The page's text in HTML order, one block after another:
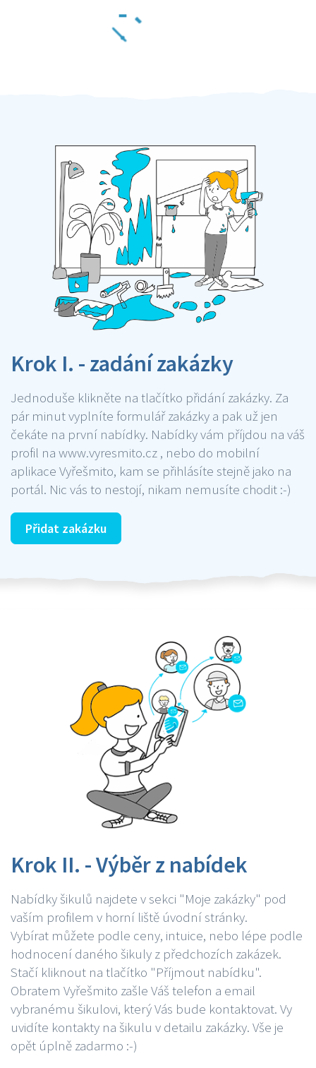
Krok I. - zadání zakázky
Jednoduše klikněte na tlačítko přidání zakázky. Za
pár minut vyplníte formulář zakázky a pak už jen
čekáte na první nabídky. Nabídky vám příjdou na váš
profil na www.vyresmito.cz , nebo do mobilní
aplikace Vyřešmito, kam se přihlásíte stejně jako na
portál. Nic vás to nestojí, nikam nemusíte chodit :-)
Přidat zakázku
Krok II. - Výběr z nabídek
Nabídky šikulů najdete v sekci "Moje zakázky" pod
vaším profilem v horní liště úvodní stránky.
Vybírat můžete podle ceny, intuice, nebo lépe podle
hodnocení daného šikuly z předchozích zakázek.
Stačí kliknout na tlačítko "Příjmout nabídku".
Obratem Vyřešmito zašle Váš telefon a email
vybranému šikulovi, který Vás bude kontaktovat. Vy
uvidíte kontakty na šikulu v detailu zakázky. Vše je
opět úplně zadarmo :-)